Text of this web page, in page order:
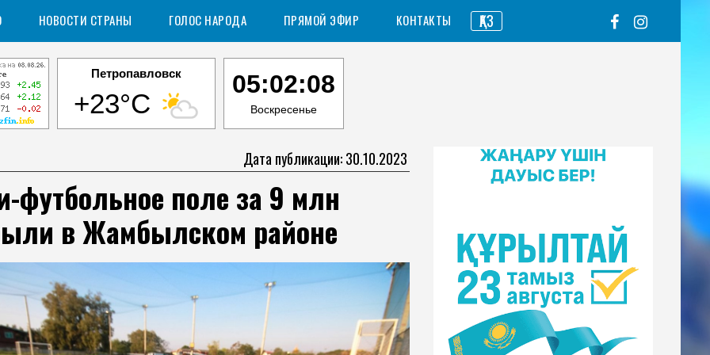
НОВОСТИ СТРАНЫ ГОЛОС НАРОДА ПРЯМОЙ ЭФИР КОНТАКТЫ ҚАЗ
Петропавловск
+23°C
05:02:09
Воскресенье
Дата публикации: 30.10.2023
футбольное поле за 9 млн
в Жамбылском районе